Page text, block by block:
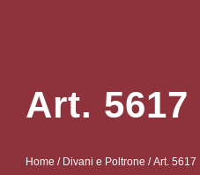
Art. 5617
Home / Divani e Poltrone / Art. 5617